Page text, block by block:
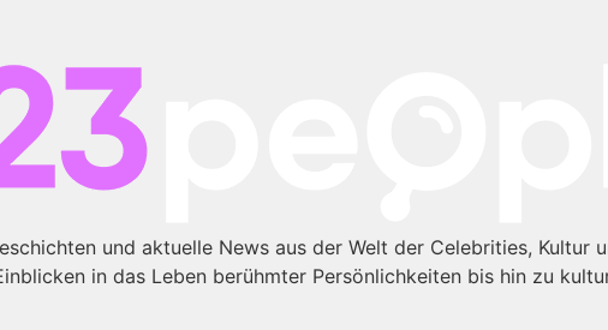
und aktuelle News aus der Welt der Celebrities, Kultur
in das Leben berühmter Persönlichkeiten bis hin zu